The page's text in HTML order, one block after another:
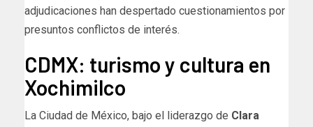
adjudicaciones han despertado cuestionamientos por
presuntos conflictos de interés.
CDMX: turismo y cultura en
Xochimilco
La Ciudad de México, bajo el liderazgo de Clara